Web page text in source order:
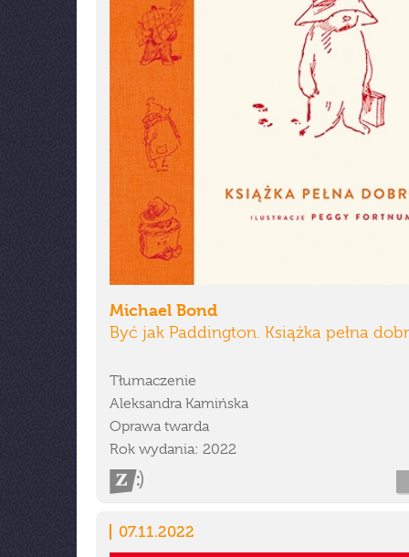
Michael Bond
Być jak Paddington. Książka pełna
Tłumaczenie
Aleksandra Kamińska
Oprawa twarda
Rok wydania: 2022
07.11.2022